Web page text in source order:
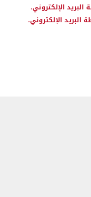
الإلكتروني.
البريد الإلكتروني.